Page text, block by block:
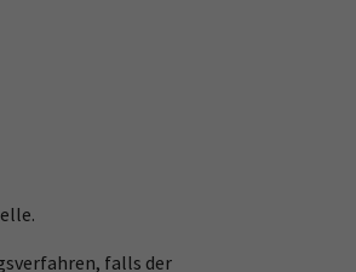
falls der